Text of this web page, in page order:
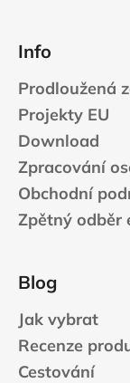
Info
Prodloužená
Projekty EU
Download
Zpracování
Obchodní
Zpětný odběr
Blog
Jak vybrat
Recenze
Cestování